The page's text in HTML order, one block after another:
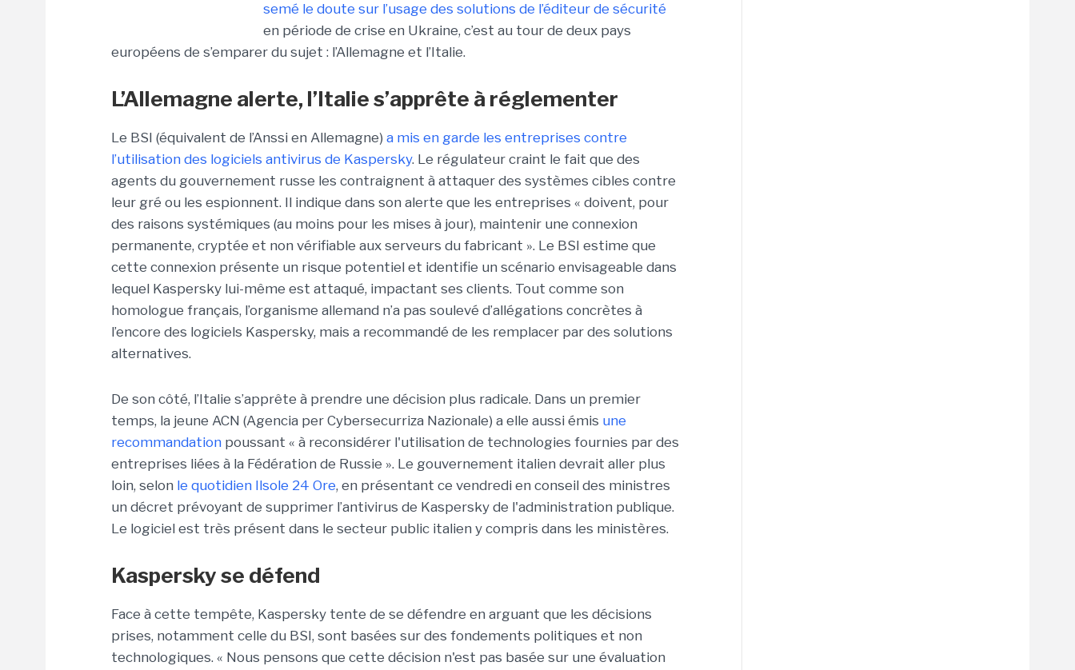
semé le doute sur l’usage des solutions de l’éditeur de sécurité
en période de crise en Ukraine, c’est au tour de deux pays
européens de s’emparer du sujet : l’Allemagne et l’Italie.
L’Allemagne alerte, l’Italie s’apprête à réglementer
Le BSI (équivalent de l’Anssi en Allemagne) a mis en garde les entreprises contre
l’utilisation des logiciels antivirus de Kaspersky. Le régulateur craint le fait que des
agents du gouvernement russe les contraignent à attaquer des systèmes cibles contre
leur gré ou les espionnent. Il indique dans son alerte que les entreprises « doivent, pour
des raisons systémiques (au moins pour les mises à jour), maintenir une connexion
permanente, cryptée et non vérifiable aux serveurs du fabricant ». Le BSI estime que
cette connexion présente un risque potentiel et identifie un scénario envisageable dans
lequel Kaspersky lui-même est attaqué, impactant ses clients. Tout comme son
homologue français, l’organisme allemand n’a pas soulevé d’allégations concrètes à
l’encore des logiciels Kaspersky, mais a recommandé de les remplacer par des solutions
alternatives.
De son côté, l’Italie s’apprête à prendre une décision plus radicale. Dans un premier
temps, la jeune ACN (Agencia per Cybersecurriza Nazionale) a elle aussi émis une
recommandation poussant « à reconsidérer l'utilisation de technologies fournies par des
entreprises liées à la Fédération de Russie ». Le gouvernement italien devrait aller plus
loin, selon le quotidien Ilsole 24 Ore, en présentant ce vendredi en conseil des ministres
un décret prévoyant de supprimer l’antivirus de Kaspersky de l'administration publique.
Le logiciel est très présent dans le secteur public italien y compris dans les ministères.
Kaspersky se défend
Face à cette tempête, Kaspersky tente de se défendre en arguant que les décisions
prises, notamment celle du BSI, sont basées sur des fondements politiques et non
technologiques. « Nous pensons que cette décision n'est pas basée sur une évaluation